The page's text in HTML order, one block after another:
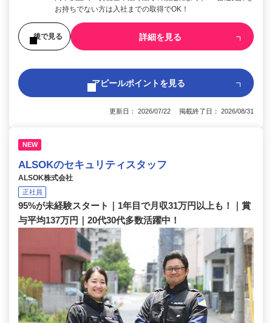
お持ちでない方は入社までの取得でOK！
後で見る 詳細を見る
アピールポイントを見る
更新日： 2026/07/22 掲載終了日： 2026/08/31
NEW
ALSOKのセキュリティスタッフ
ALSOK株式会社
正社員
95%が未経験スタート｜1年目で月収31万円以上も！｜賞
与平均137万円｜20代30代多数活躍中！